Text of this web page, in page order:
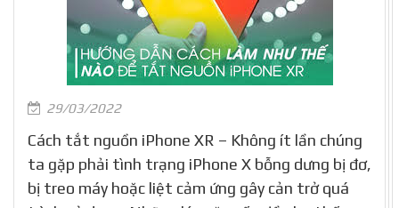
29/03/2022
Cách tắt nguồn iPhone XR – Không ít lần chúng
ta gặp phải tình trạng iPhone X bỗng dưng bị đơ,
bị treo máy hoặc liệt cảm ứng gây cản trở quá